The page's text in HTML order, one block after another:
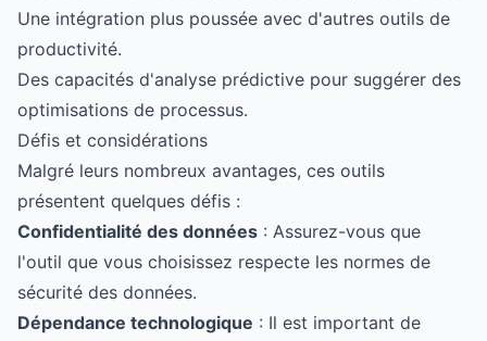
Une intégration plus poussée avec d'autres outils de
productivité.
Des capacités d'analyse prédictive pour suggérer des
optimisations de processus.
Défis et considérations
Malgré leurs nombreux avantages, ces outils
présentent quelques défis :
Confidentialité des données : Assurez-vous que
l'outil que vous choisissez respecte les normes de
sécurité des données.
Dépendance technologique : Il est important de